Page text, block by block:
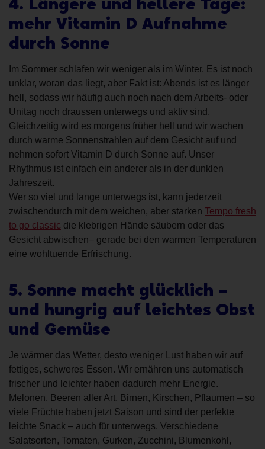
mehr Vitamin D Aufnahme
durch Sonne
Im Sommer schlafen wir weniger als im Winter. Es ist noch
unklar, woran das liegt, aber Fakt ist: Abends ist es länger
hell, sodass wir häufig auch noch nach dem Arbeits- oder
Unitag noch draussen unterwegs und aktiv sind.
Gleichzeitig wird es morgens früher hell und wir wachen
durch warme Sonnenstrahlen auf dem Gesicht auf und
nehmen sofort Vitamin D durch Sonne auf. Unser
Rhythmus ist einfach ein anderer als in der dunklen
Jahreszeit.
Wer so viel und lange unterwegs ist, kann jederzeit
zwischendurch mit dem weichen, aber starken Tempo fresh
to go classic die klebrigen Hände säubern oder das
Gesicht abwischen– gerade bei den warmen Temperaturen
eine wohltuende Erfrischung.
5. Sonne macht glücklich –
und hungrig auf leichtes Obst
und Gemüse
Je wärmer das Wetter, desto weniger Lust haben wir auf
fettiges, schweres Essen. Wir ernähren uns automatisch
frischer und leichter haben dadurch mehr Energie.
Melonen, Beeren aller Art, Birnen, Kirschen, Pflaumen – so
viele Früchte haben jetzt Saison und sind der perfekte
leichte Snack – auch für unterwegs. Verschiedene
Salatsorten, Tomaten, Gurken, Zucchini, Blumenkohl,